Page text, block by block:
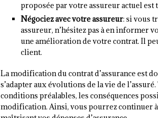
proposée par votre assureur actuel
Négociez avec votre assureur: si vous
assureur, n’hésitez pas à en informer
une amélioration de votre contrat. Il
client.
La modification du contrat d’assurance est
s’adapter aux évolutions de la vie de
conditions préalables, les conséquences
modification. Ainsi, vous pourrez continuer